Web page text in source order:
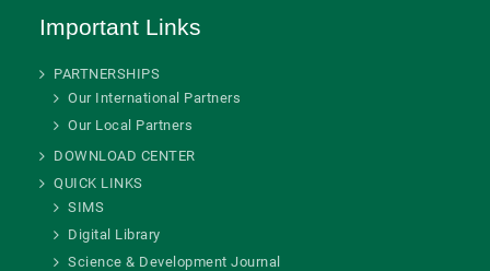
Important Links
PARTNERSHIPS
Our International Partners
Our Local Partners
DOWNLOAD CENTER
QUICK LINKS
SIMS
Digital Library
Science & Development Journal